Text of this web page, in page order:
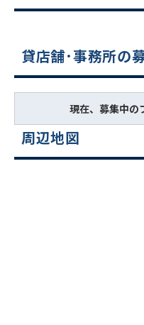
貸店舗･事務所の
現在、募集中の
周辺地図